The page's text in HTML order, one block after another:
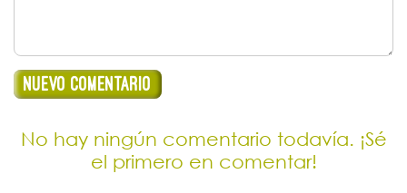
No hay ningún comentario todavía. ¡Sé
el primero en comentar!